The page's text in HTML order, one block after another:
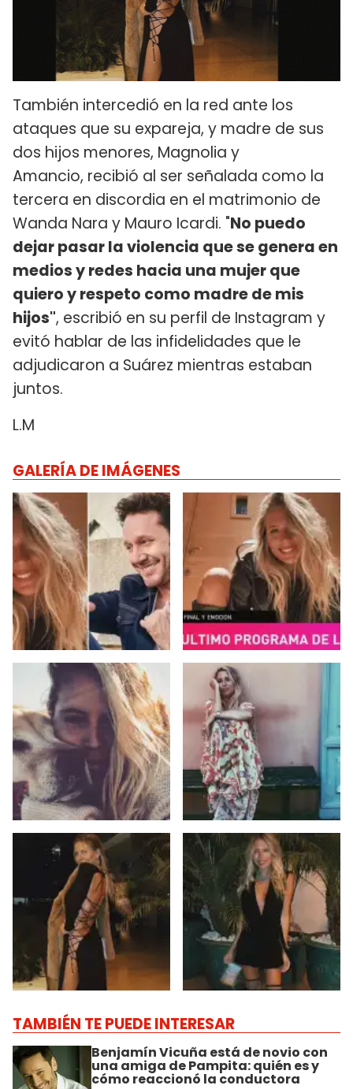
También intercedió en la red ante los
ataques que su expareja, y madre de sus
dos hijos menores, Magnolia y
Amancio, recibió al ser señalada como la
tercera en discordia en el matrimonio de
Wanda Nara y Mauro Icardi. "No puedo
dejar pasar la violencia que se genera en
medios y redes hacia una mujer que
quiero y respeto como madre de mis
hijos", escribió en su perfil de Instagram y
evitó hablar de las infidelidades que le
adjudicaron a Suárez mientras estaban
juntos.
L.M
GALERÍA DE IMÁGENES
TAMBIÉN TE PUEDE INTERESAR
Benjamín Vicuña está de novio con
una amiga de Pampita: quién es y
cómo reaccionó la conductora